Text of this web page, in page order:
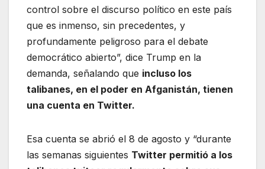
control sobre el discurso político en este país
que es inmenso, sin precedentes, y
profundamente peligroso para el debate
democrático abierto”, dice Trump en la
demanda, señalando que incluso los
talibanes, en el poder en Afganistán, tienen
una cuenta en Twitter.
Esa cuenta se abrió el 8 de agosto y “durante
las semanas siguientes Twitter permitió a los